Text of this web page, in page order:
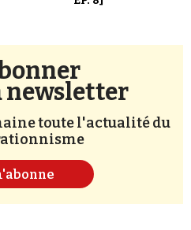
newsletter
toute l'actualité du